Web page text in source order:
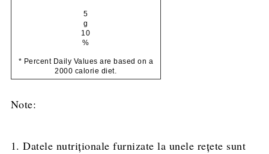
5
g
10
%
* Percent Daily Values are based on a
2000 calorie diet.
Note:
1. Datele nutriționale furnizate la unele rețete sunt